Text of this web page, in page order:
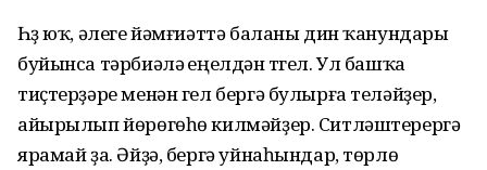
Һүҙ юҡ, әлеге йәмғиәттә баланы дин ҡанундары
буйынса тәрбиәләү еңелдән түгел. Ул башҡа
тиҫтерҙәре менән гел бергә булырға теләйҙер,
айырылып йөрөгөһө килмәйҙер. Ситләштерергә
ярамай ҙа. Әйҙә, бергә уйнаһындар, төрлө